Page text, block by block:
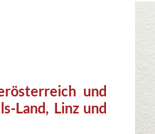
und
Land, Linz und